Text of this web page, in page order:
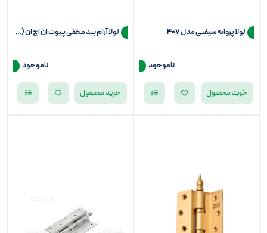
لولا پروانه سیفتی مدل 407
ناموجود
خرید محصول
لولا آرام بند مخفی پیوت ان اچ ان (NHN) مدل PDC-105WRS
ناموجود
خرید محصول